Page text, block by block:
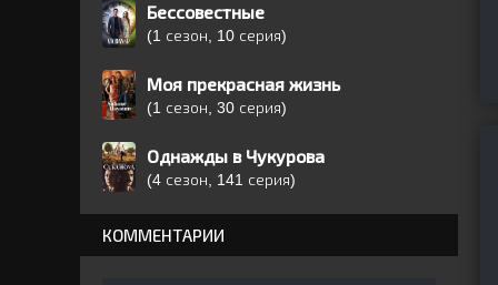
Бессовестные
(1 сезон, 10 серия)
Моя прекрасная жизнь
(1 сезон, 30 серия)
Однажды в Чукурова
(4 сезон, 141 серия)
КОММЕНТАРИИ